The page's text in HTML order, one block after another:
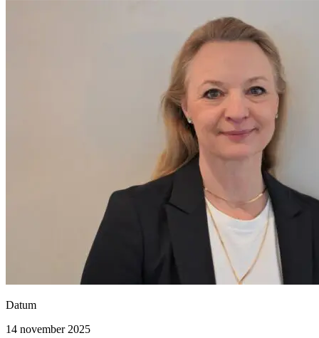
Datum
14 november 2025